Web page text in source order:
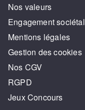
Nos valeurs
Engagement sociétal
Mentions légales
Gestion des cookies
Nos CGV
RGPD
Jeux Concours